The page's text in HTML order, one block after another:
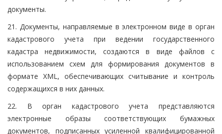
документы.
21. Документы, направляемые в электронном виде в орган
кадастрового учета при ведении государственного
кадастра недвижимости, создаются в виде файлов с
использованием схем для формирования документов в
формате XML, обеспечивающих считывание и контроль
содержащихся в них данных.
22. В орган кадастрового учета представляются
электронные образы соответствующих бумажных
документов, подписанных усиленной квалифицированной